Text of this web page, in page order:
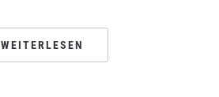
WEITERLESEN